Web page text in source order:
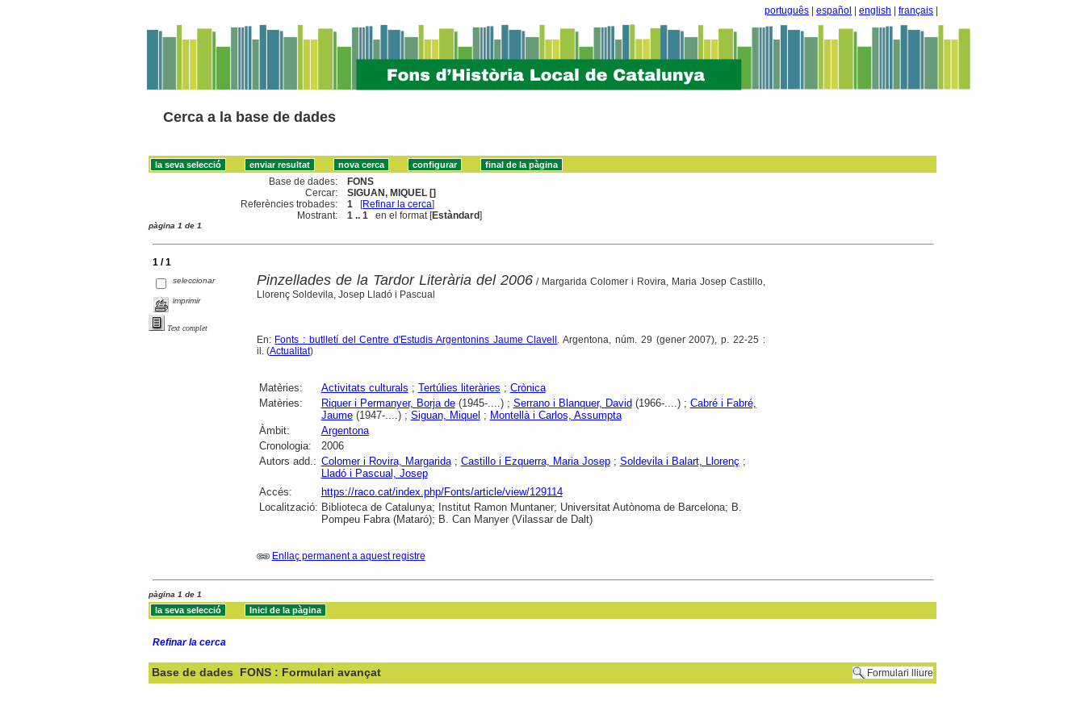
português español english français
Cerca a la base de dades
Base de dades:
FONS
Cercar:
SIGUAN, MIQUEL []
Referències trobades:
1 [Refinar la cerca]
Mostrant:
1 .. 1 en el format [Estàndard]
pàgina 1 de 1
1 / 1
seleccionar
imprimir
Text complet
Pinzellades de la Tardor Literària del 2006/ Margarida Colomer i Rovira, Maria Josep Castillo,
Llorenç Soldevila, Josep Lladó i Pascual
En: Fonts : butlletí del Centre d'Estudis Argentonins Jaume Clavell. Argentona, núm. 29 (gener 2007), p. 22-25 :
il. (Actualitat)
Matèries: Activitats culturals ; Tertúlies literàries ; Crònica
Matèries:
Riquer i Permanyer, Borja de(1945-....) ; Serrano i Blanquer, David (1966-....) ; Cabré i Fabré,
Jaume(1947-....) ; Siguan, Miquel ; Montellà i Carlos, Assumpta
Àmbit:
Argentona
Cronologia:
2006
Autors add.: Colomer i Rovira, Margarida; Castillo i Ezquerra, Maria Josep; Soldevila i Balart, Llorenç ;
Lladó i Pascual, Josep
Accés:
https://raco.cat/index.php/Fonts/article/view/129114
Localització: Biblioteca de Catalunya; Institut Ramon Muntaner; Universitat Autònoma de Barcelona; B.
Pompeu Fabra (Mataró); B. Can Manyer (Vilassar de Dalt)
Enllaç permanent a aquest registre
pàgina 1 de 1
Refinar la cerca
Base de dades FONS : Formulari avançat Formulari lliure